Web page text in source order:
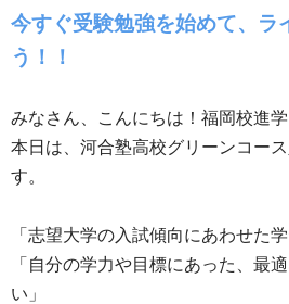
今すぐ受験勉強を始めて、ラ
う！！
みなさん、こんにちは！福岡校進学
本日は、河合塾高校グリーンコー
す。
「志望大学の入試傾向にあわせた
「自分の学力や目標にあった、最
い」